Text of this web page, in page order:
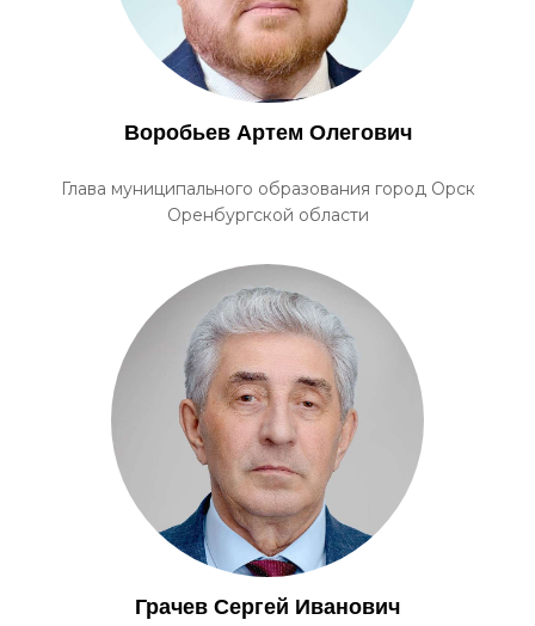
Воробьев Артем Олегович
Глава муниципального образования город Орск
Оренбургской области
Грачев Сергей Иванович